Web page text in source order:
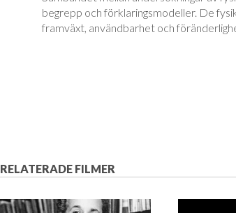
begrepp och förklaringsmodeller. De
framväxt, användbarhet och
RELATERADE FILMER